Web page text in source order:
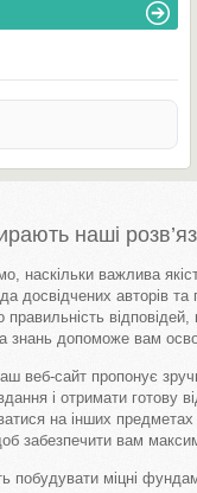
наші
наскільки важлива
досвідчених авторів
правильність
знань допоможе вам
веб-сайт пропонує
і отримати готову
на інших
забезпечити вам
побудувати міцні